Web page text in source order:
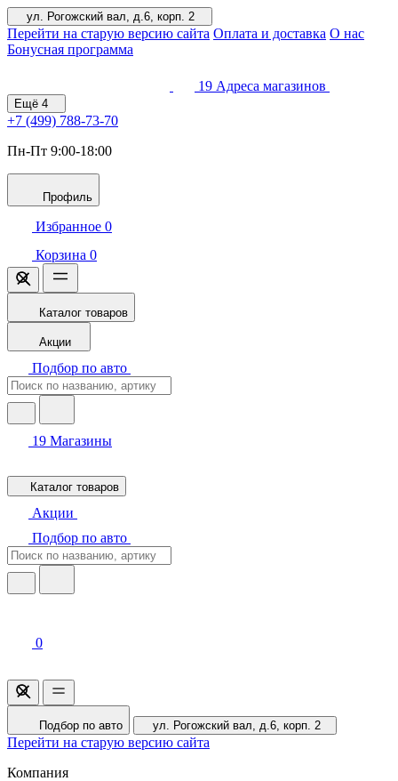
ул. Рогожский вал, д.6, корп. 2
Перейти на старую версию сайта Оплата и доставка О нас
Бонусная программа
19 Адреса магазинов
Ещё 4
+7 (499) 788-73-70
Пн-Пт 9:00-18:00
Профиль
Избранное 0
Корзина 0
Каталог товаров
Акции
Подбор по авто
19 Магазины
Каталог товаров
Акции
Подбор по авто
0
Подбор по авто ул. Рогожский вал, д.6, корп. 2
Перейти на старую версию сайта
Компания